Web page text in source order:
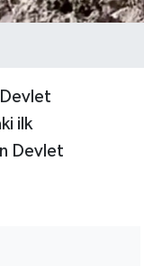
ilk
Devlet